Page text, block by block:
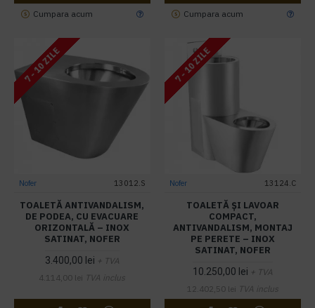
Cumpara acum Cumpara acum
7 - 10 ZILE
Nofer 13012.S
TOALETĂ ANTIVANDALISM,
DE PODEA, CU EVACUARE
ORIZONTALĂ – INOX
SATINAT, NOFER
3.400,00 lei + TVA
4.114,00 lei TVA inclus
7 - 10 ZILE
Nofer 13124.C
TOALETĂ ȘI LAVOAR
COMPACT,
ANTIVANDALISM, MONTAJ
PE PERETE – INOX
SATINAT, NOFER
10.250,00 lei + TVA
12.402,50 lei TVA inclus